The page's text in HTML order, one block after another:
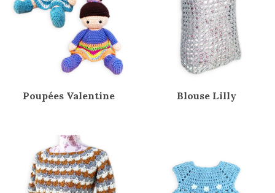
Poupées Valentine Blouse Lilly